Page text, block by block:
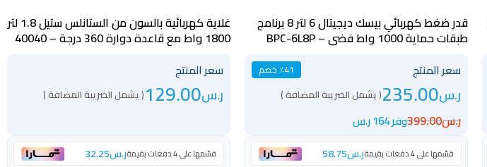
قدر ضغط كهربائي بيسك ديجيتال 6 لتر 8 برنامج
طبقات حماية 1000 واط فضي – BPC-6L8P
سعر المنتج ٪41 خصم
ر.س235.00( يشمل الضريبة المضافة )
ر.س399.00وفر 164 ر.س
قسّمها على 4 دفعات بقيمة ر.س58.75
غلاية كهربائية بالسون من الستانلس ستيل 1.8 لتر
1800 واط مع قاعدة دوارة 360 درجة – 40040
سعر المنتج
ر.س129.00( يشمل الضريبة المضافة )
قسّمها على 4 دفعات بقيمة ر.س32.25